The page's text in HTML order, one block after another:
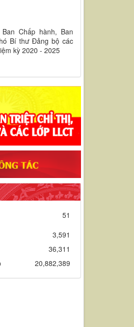
Chấp hành, Ban
Bí thư Đảng bộ các
kỳ 2020 - 2025
51
3,591
36,311
20,882,389